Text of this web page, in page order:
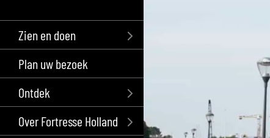
Zien en doen
Plan uw bezoek
Ontdek
Over Fortresse Holland